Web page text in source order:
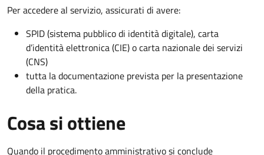
Per accedere al servizio, assicurati di avere:
SPID (sistema pubblico di identità digitale), carta
d’identità elettronica (CIE) o carta nazionale dei servizi
(CNS)
tutta la documentazione prevista per la presentazione
della pratica.
Cosa si ottiene
Quando il procedimento amministrativo si conclude